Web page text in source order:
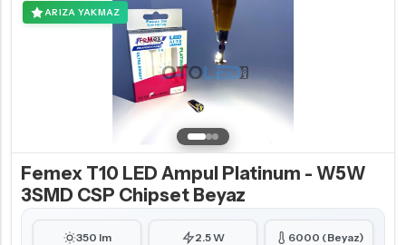
ARIZA YAKMAZ
Femex T10 LED Ampul Platinum - W5W
3SMD CSP Chipset Beyaz
350 lm 2.5 W 6000 (Beyaz)